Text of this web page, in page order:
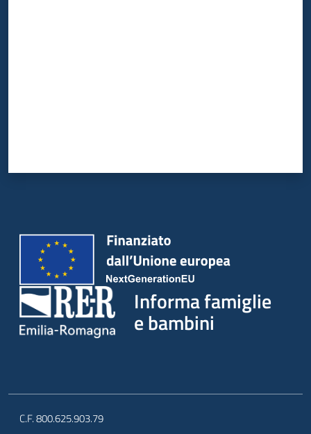
Informa famiglie
e bambini
C.F. 800.625.903.79